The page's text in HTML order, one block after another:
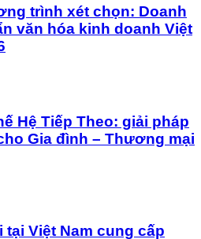
trình xét chọn: Doanh
văn hóa kinh doanh Việt
Hệ Tiếp Theo: giải pháp
Gia đình – Thương mại
Việt Nam cung cấp